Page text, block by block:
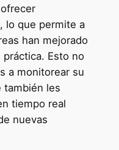
lo que permite a
han mejorado
Esto no
a monitorear su
también les
tiempo real
nuevas